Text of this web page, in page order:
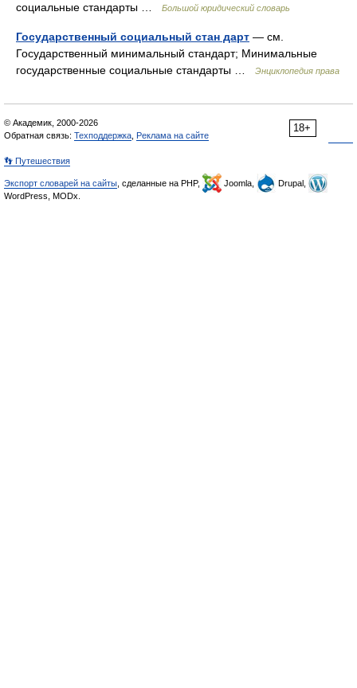
социальные стандарты …
Большой юридический словарь
Государственный социальный стан дарт — см.
Государственный минимальный стандарт; Минимальные
государственные социальные стандарты …
Энциклопедия права
18+
© Академик, 2000-2026
Обратная связь: Техподдержка Реклама на сайте
👣 Путешествия
Экспорт словарей на сайты , сделанные на PHP, Joomla,
Drupal,
WordPress, MODx.